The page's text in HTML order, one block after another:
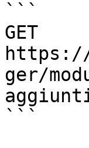
```
GET
https://
ger/
```